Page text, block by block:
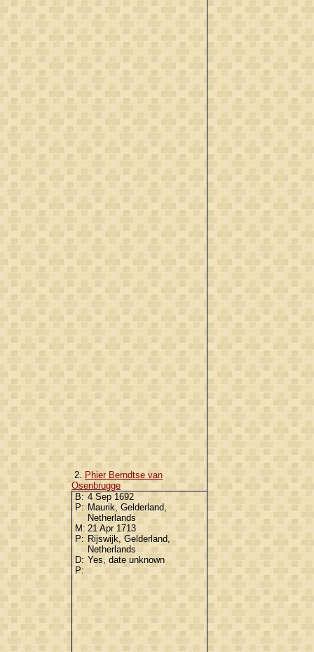
2. Phier Berndtse van
Osenbrugge
B: 4 Sep 1692
P: Maurik, Gelderland,
Netherlands
M: 21 Apr 1713
P: Rijswijk, Gelderland,
Netherlands
D: Yes, date unknown
P: